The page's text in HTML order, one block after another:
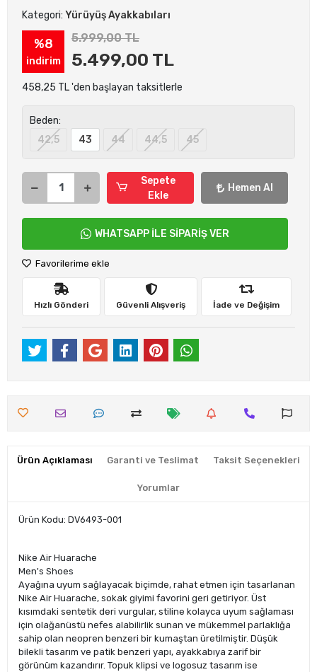
Kategori: Yürüyüş Ayakkabıları
%8
indirim
5.999,00 TL
5.499,00 TL
458,25 TL 'den başlayan taksitlerle
Beden:
42,5
43 44 44,5 45
Sepete
Ekle
Hemen Al
WHATSAPP İLE SİPARİŞ VER
Favorilerime ekle
Hızlı Gönderi Güvenli Alışveriş İade ve Değişim
Ürün Açıklaması Garanti ve Teslimat Taksit Seçenekleri
Yorumlar
Ürün Kodu: DV6493-001
Nike Air Huarache
Men's Shoes
Ayağına uyum sağlayacak biçimde, rahat etmen için tasarlanan
Nike Air Huarache, sokak giyimi favorini geri getiriyor. Üst
kısımdaki sentetik deri vurgular, stiline kolayca uyum sağlaması
için olağanüstü nefes alabilirlik sunan ve mükemmel parlaklığa
sahip olan neopren benzeri bir kumaştan üretilmiştir. Düşük
bilekli tasarım ve patik benzeri yapı, ayakkabıya zarif bir
görünüm kazandırır. Topuk klipsi ve logosuz tasarım ise